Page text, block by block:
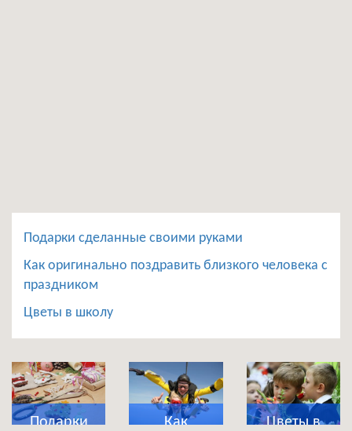
Подарки сделанные своими руками
Как оригинально поздравить близкого человека с
праздником
Цветы в школу
Подарки Как Цветы в